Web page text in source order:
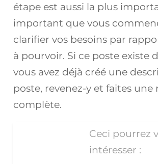
étape est aussi la plus
important que vous
clarifier vos besoins par
à pourvoir. Si ce poste existe
vous avez déjà créé une
poste, revenez-y et faites une
complète.
Ceci pourrez
intéresser :